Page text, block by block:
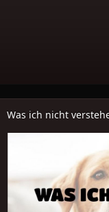
Was ich nicht